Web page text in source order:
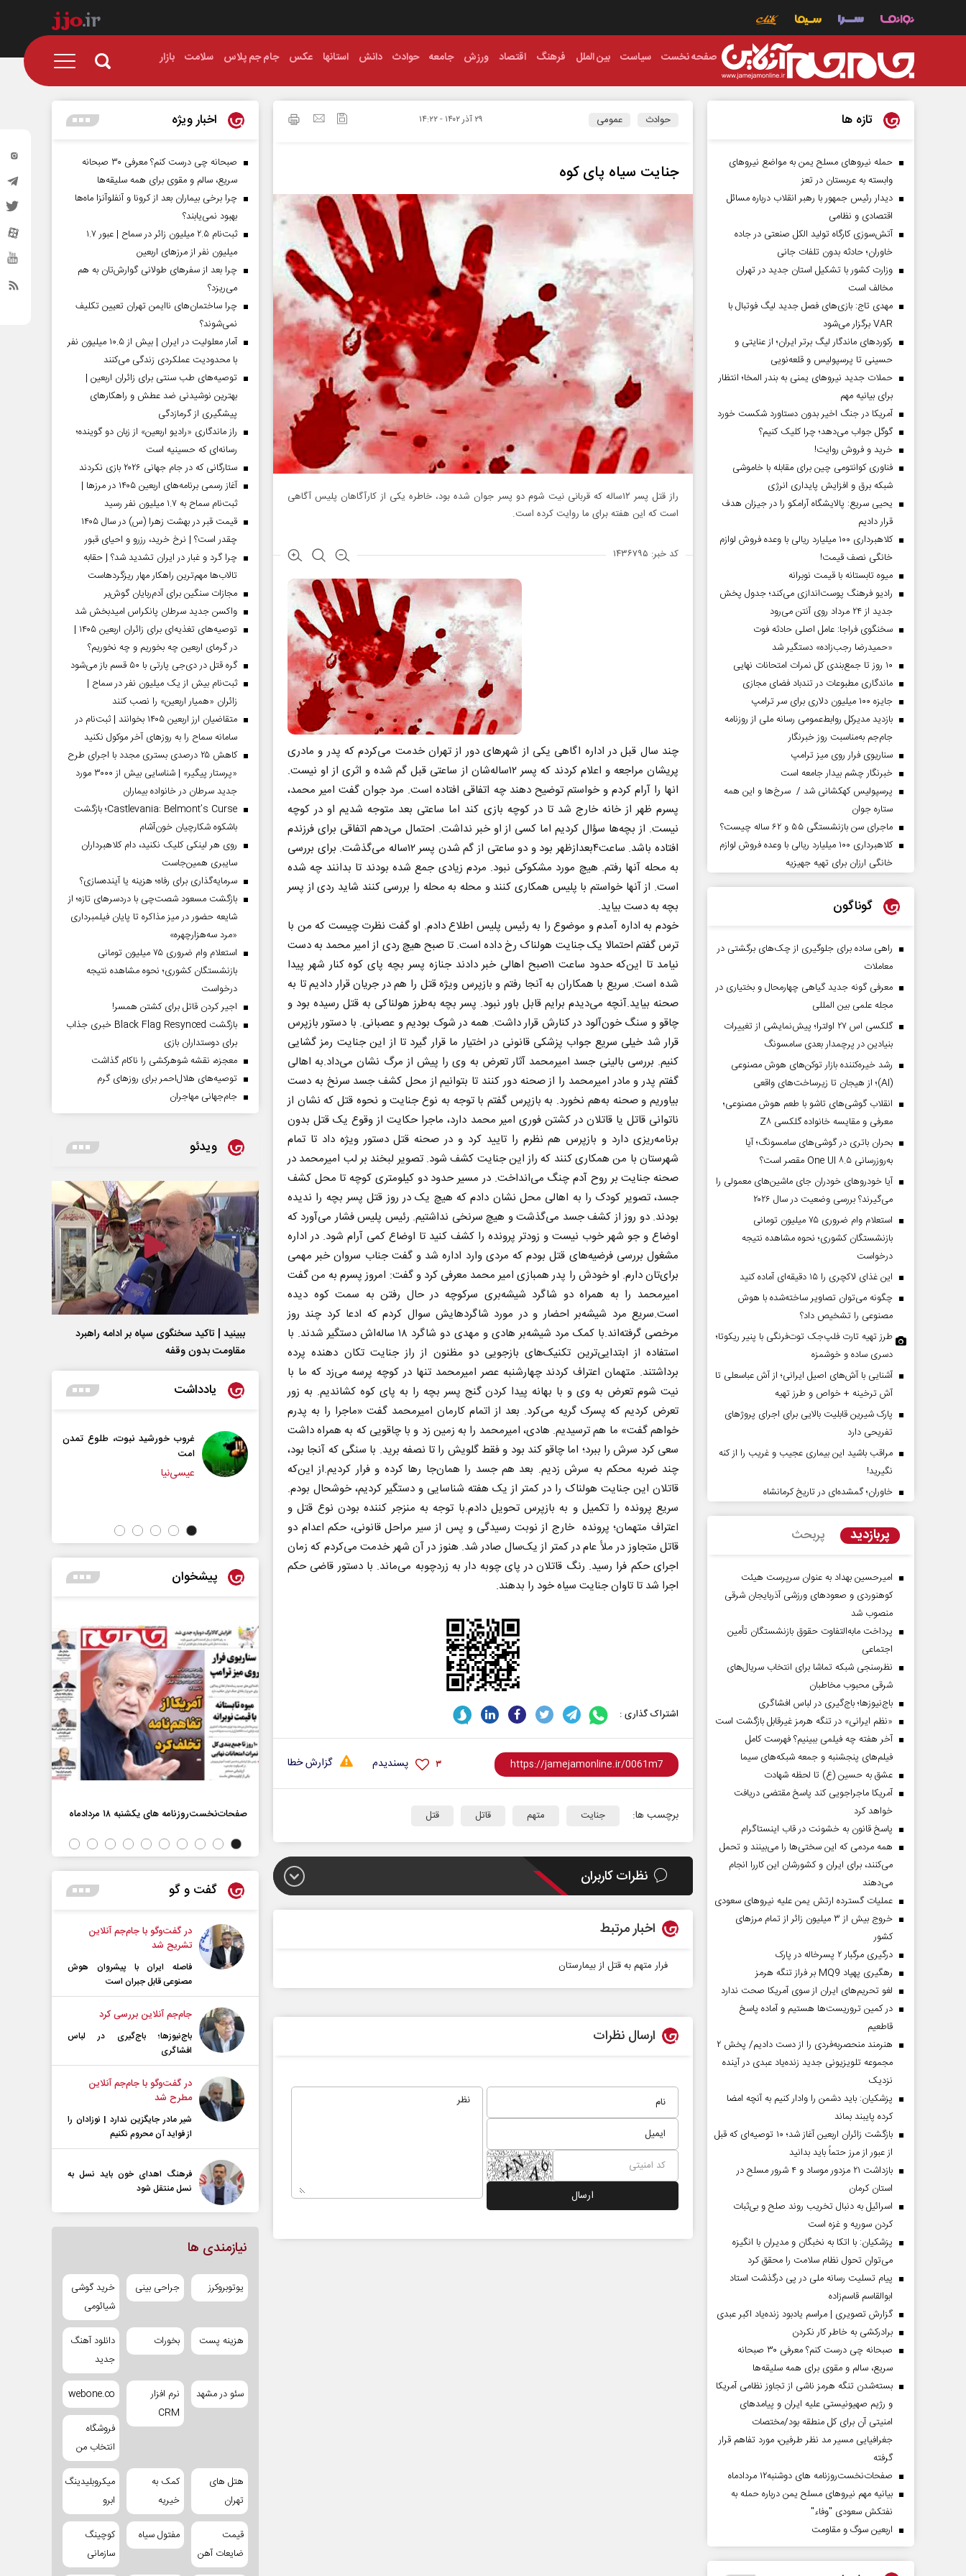
صفحه نخست سیاست بین الملل فرهنگ اقتصاد ورزش جامعه حوادث دانش استانها عکس جام جم پلاس سلامت بازار
حوادث عمومی ۲۹ آذر ۱۴۰۲ - ۱۴:۲۲
جنایت سیاه پای کوه
راز قتل پسر ۱۲ساله که قربانی نیت شوم دو پسر جوان شده بود، خاطره یکی از کارآگاهان پلیس آگاهی
است که این هفته برای ما روایت کرده است.
کد خبر: ۱۴۳۶۷۹۵
چند سال قبل در اداره اگاهی یکی از شهرهای دور از تهران خدمت می‌کردم که پدر و مادری
پریشان مراجعه و اعلام کردند که پسر ۱۲ساله‌شان از ساعتی قبل گم شده و اثری از او نیست.
انها را آرام کردم و خواستم توضیح دهند چه اتفاقی افتاده است. مرد جوان گفت امیر محمد،
پسرم ظهر از خانه خارج شد تا در کوچه بازی کند اما ساعتی بعد متوجه شدیم او در کوچه
نیست. از بچه‌ها سؤال کردیم اما کسی از او خبر نداشت. احتمال می‌دهم اتفاقی برای فرزندم
افتاده باشد. ساعت۴بعدازظهر بود و دو ساعتی از گم شدن پسر ۱۲ساله می‌گذشت. برای بررسی
به محله آنها رفتم. هیچ مورد مشکوکی نبود. مردم زیادی جمع شده بودند تا بدانند چه شده
است. از آنها خواستم با پلیس همکاری کنند و محله به محله را بررسی کنند شاید ردی از پسر
بچه به دست بیاید.
خودم به اداره آمدم و موضوع را به رئیس پلیس اطلاع دادم. او گفت نظرت چیست که من با
ترس گفتم احتمالا یک جنایت هولناک رخ داده است. تا صبح هیچ ردی از امیر محمد به دست
نیامد تا این‌که حدود ساعت ۱۱صبح اهالی خبر دادند جنازه پسر بچه پای کوه کنار شهر پیدا
شده است. سریع با همکاران به آنجا رفتم و بازپرس ویژه قتل را هم در جریان قرار دادیم تا به
صحنه بیاید.آنچه می‌دیدم برایم قابل باور نبود. پسر بچه به‌طرز هولناکی به قتل رسیده بود و
چاقو و سنگ خون‌آلود در کنارش قرار داشت. همه در شوک بودیم و عصبانی. با دستور بازپرس
قرار شد خیلی سریع جواب پزشکی قانونی در اختیار ما قرار گیرد تا از این جنایت رمز گشایی
کنیم. بررسی بالینی جسد امیرمحمد آثار تعرض به وی را پیش از مرگ نشان می‌داد.به اهالی
گفتم پدر و مادر امیرمحمد را از صحنه دور کنند تا بتوانیم از محل کشف جسد سرنخ به دست
بیاوریم و صحنه به‌هم نخورد. به بازپرس گفتم با توجه به نوع جنایت و نحوه قتل که نشان از
ناتوانی قاتل یا قاتلان در کشتن فوری امیر محمد دارد، ماجرا حکایت از وقوع یک قتل بدون
برنامه‌ریزی دارد و بازپرس هم نظرم را تایید کرد و در صحنه قتل دستور ویژه داد تا تمام
شهرستان با من همکاری کنند که راز این جنایت کشف شود. تصویر لبخند بر لب امیرمحمد در
صحنه جنایت بر روح آدم چنگ می‌انداخت. در مسیر حدود دو کیلومتری کوچه تا محل کشف
جسد، تصویر کودک را به اهالی محل نشان دادم که هیچ یک در روز قتل پسر بچه را ندیده
بودند. دو روز از کشف جسد می‌گذشت و هیچ سرنخی نداشتیم. رئیس پلیس فشار می‌آورد که
اوضاع و جو شهر خوب نیست و زودتر پرونده را کشف کنید تا اوضاع کمی آرام شود. در اداره
مشغول بررسی فرضیه‌های قتل بودم که مردی وارد اداره شد و گفت جناب سروان خبر مهمی
برای‌تان دارم. او خودش را پدر همبازی امیر محمد معرفی کرد و گفت: امروز پسرم به من گفت
امیرمحمد را به همراه دو شاگرد شیشه‌بری سرکوچه در حال رفتن به سمت کوه دیده
است.سریع مرد شیشه‌بر احضار و در مورد شاگردهایش سوال کردم که ادعا کرد چند روز
مرخصی گرفته‌اند.با کمک مرد شیشه‌بر هادی و مهدی دو شاگرد ۱۸ ساله‌اش دستگیر شدند. با
استفاده از ابتدایی‌ترین تکنیک‌های بازجویی دو مظنون از راز جنایت تکان دهنده پرده
برداشتند. متهمان اعتراف کردند چهارشنبه عصر امیرمحمد تنها در کوچه پرسه می‌زد که ما با
نیت شوم تعرض به وی و با بهانه پیدا کردن ‏گنج پسر بچه را به پای کوه کشاندیم. به زور
تعرض کردیم که پسرک گریه می‌کرد. بعد از اتمام کارمان امیرمحمد گفت «ماجرا را به پدرم
خواهم گفت» ما هم ترسیدیم. هادی، امیرمحمد را به زمین زد و با چاقویی که به همراه داشت
سعی کرد سرش را ببرد؛ اما چاقو کند بود و فقط گلویش ‏را تا نصفه برید. با سنگی که آنجا بود،
چند ضربه محکم به سرش زدیم. بعد هم جسد را همان‌جا رها کرده و فرار کردیم.از این‌که
قاتلان این جنایت هولناک را در کمتر از یک هفته شناسایی و دستگیر کردیم، خوشحال بودم.
سریع پرونده را تکمیل و به بازپرس تحویل دادم.با توجه به منزجر کننده بودن نوع قتل و
اعتراف ‏متهمان؛ پرونده خارج از نوبت رسیدگی و پس از سیر مراحل قانونی، حکم اعدام دو
قاتل متجاوز در ملأ عام در کمتر از یک‌سال صادر شد. هنوز در آن شهر خدمت می‌کردم که زمان
اجرای حکم فرا رسید. رنگ قاتلان در پای چوبه دار به زردچوبه می‌ماند. با دستور قاضی حکم
اجرا شد تا تاوان جنایت سیاه خود را بدهند.
اشتراک گذاری :
گزارش خطا پسندیدم ۳
برچسب ها: جنایت متهم قاتل قتل
نظرات کاربران
اخبار مرتبط
فرار متهم به قتل از بیمارستان
ارسال نظرات
تازه ها
حمله نیروهای مسلح یمن به مواضع نیروهای
وابسته به عربستان در تعز
دیدار رئیس‌ جمهور با رهبر انقلاب درباره مسائل
اقتصادی و نظامی
آتش‌سوزی کارگاه تولید الکل صنعتی در جاده
خاوران؛ حادثه بدون تلفات جانی
وزارت کشور با تشکیل استان جدید در تهران
مخالف است
مهدی تاج: بازی‌های فصل جدید لیگ فوتبال با
VAR برگزار می‌شود
رکورد‌های ماندگار لیگ برتر ایران؛ از عنایتی و
حسینی تا پرسپولیس و قلعه‌نویی
حملات جدید نیروهای یمنی به بندر المخا؛ انتظار
برای بیانیه مهم
آمریکا در جنگ اخیر بدون دستاورد شکست خورد
گوگل جواب می‌دهد؛ چرا کلیک کنیم؟
خرید و فروش روایت!
فناوری کوانتومی چین برای مقابله با خاموشی
شبکه برق و افزایش پایداری انرژی
یحیی سریع: پالایشگاه آرامکو را در جیزان هدف
قرار دادیم
کلاهبرداری ۱۰۰ میلیارد ریالی با وعده فروش لوازم
خانگی نصف قیمت!
میوه تابستانه با قیمت نوبرانه
رادیو فرهنگ پوست‌اندازی می‌کند؛ جدول پخش
جدید از ۲۴ مرداد روی آنتن می‌رود
سخنگوی فراجا: عامل اصلی حادثه فوت
«حمیدرضا رجب‌زاده» دستگیر شد
۱۰ روز تا جمع‌بندی کل نمرات امتحانات نهایی
ماندگاری مطبوعات در تندباد فضای مجازی
جایزه ۱۰۰ میلیون دلاری برای سر ترامپ
بازدید مدیرکل روابط‌عمومی رسانه ملی از روزنامه
جام‌جم به‌مناسبت روز خبرنگار
سناریوی فرار روی میز ترامپ
خبرنگار چشم بیدار جامعه است
پرسپولیس کهکشانی شد / سرخ‌ها و این همه
ستاره جوان
ماجرای سن بازنشستگی ۵۵ و ۶۲ ساله چیست؟
کلاهبرداری ۱۰۰ میلیارد ریالی با وعده فروش لوازم
خانگی ارزان برای تهیه جهیزیه
گوناگون
راهی ساده برای جلوگیری از چک‌های برگشتی در
معاملات
معرفی گونه جدید گیاهی چهارمحال و بختیاری در
مجله علمی بین المللی
گلکسی اس ۲۷ اولترا؛ پیش‌نمایشی از تغییرات
بنیادین در پرچمدار بعدی سامسونگ
رشد خیره‌کننده بازار توکن‌های هوش مصنوعی
(AI)؛ از هیجان تا زیرساخت‌های واقعی
انقلاب گوشی‌های تاشو‌ با طعم هوش مصنوعی؛
معرفی و مقایسه خانواده گلکسی Z۸
بحران باتری در گوشی‌های سامسونگ؛ آیا
به‌روزرسانی One UI ۸.۵ مقصر است؟
آیا خودروهای خودران جای ماشین‌های معمولی را
می‌گیرند؟ بررسی وضعیت در سال ۲۰۲۶
استعلام وام ضروری ۷۵ میلیون تومانی
بازنشستگان کشوری؛ نحوه مشاهده نتیجه
درخواست
این غذای لاکچری را ۱۵ دقیقه‌ای آماده کنید
چگونه می‌توان تصاویر ساخته‌شده با هوش
مصنوعی را تشخیص داد؟
طرز تهیه تارت فلپ‌جک توت‌فرنگی با پنیر ریکوتا؛
دسری ساده و خوشمزه
آشنایی با آش‌های اصیل ایرانی؛ از آش عباسعلی تا
آش ترخینه + خواص و طرز تهیه
پارک شیرین قابلیت‌ بالایی برای اجرای پروژهای
تفریحی دارد
مراقب باشید این بیماری عجیب و غریب را از کنه
نگیرید!
خاوران؛ گمشده‌ای در تاریخ کرمانشاه
پربازدید پربحث
امیرحسین بهداد به عنوان سرپرست هیئت
کوهنوردی و صعودهای ورزشی آذربایجان شرقی
منصوب شد
پرداخت مابه‌التفاوت حقوق بازنشستگان تأمین
اجتماعی
نظرسنجی شبکه تماشا برای انتخاب سریال‌های
شرقی محبوب مخاطبان
باج‌نیوزها؛ باج‌گیری در لباس افشاگری
«نظم ایرانی» در تنگه هرمز غیرقابل بازگشت است
آخر هفته چه فیلمی ببینیم؟ فهرست کامل
فیلم‌های پنجشنبه و جمعه شبکه‌های سیما
عشق به حسین (ع) تا لحظه شهادت
آمریکا ماجراجویی کند پاسخ مقتضی دریافت
خواهد کرد
پاسخ قانون به خشونت در قاب اینستاگرام
همه مردمی که این سختی‌ها را می‌بینند و تحمل
می‌کنند، برای ایران و کشورشان این کاررا انجام
می‌دهند
عملیات گسترده ارتش یمن علیه نیروهای سعودی
خروج بیش از ۳ میلیون زائر از تمام مرز‌های
کشور
درگیری مرگبار ۲ پسرخاله در پارک
رهگیری پهپاد MQ9 بر فراز تنگه هرمز
لغو تحریم‌های ایران از سوی آمریکا صحت ندارد
در کمین تروریست‌ها هستیم و آماده پاسخ
قاطعیم
هنرمند منحصر‌به‌فردی را از دست دادیم/ پخش ۲
مجموعه تلویزیونی جدید زنده‌یاد عبدی در آینده
نزدیک
پزشکیان: باید دشمن را وادار کنیم به آنچه امضا
کرده پایبند بماند
بازگشت زائران اربعین آغاز شد؛ ۱۰ توصیه‌ای که قبل
از عبور از مرز حتماً باید بدانید
بازداشت ۲۱ مزدور موساد و ۴ شرور مسلح در
استان کرمان
اسرائیل به دنبال تخریب روند صلح و بی‌ثبات
کردن سوریه و غزه است
پزشکیان: با اتکا به نخبگان و مدیران با انگیزه
می‌توان تحول نظام سلامت را محقق کرد
پیام تسلیت رسانه ملی در پی درگذشت استاد
ابوالقاسم قاسم‌زاده
گزارش تصویری | مراسم یادبود زنده‌یاد اکبر عبدی
برادرکشی به خاطر کار نکردن
صبحانه چی درست کنم؟ معرفی ۳۰ صبحانه
سریع، سالم و مقوی برای همه سلیقه‌ها
بسته‌شدن تنگه هرمز ناشی از تجاوز نظامی آمریکا
و رژیم صهیونیستی علیه ایران و پیامد‌های
امنیتی آن برای کل منطقه بود/مختصات
جغرافیایی مسیر مد نظر طرفین، مورد تفاهم قرار
گرفته
صفحات‌نخست‌روزنامه ها‌ی دوشنبه‌۱۲ مردادماه
بیانیه مهم نیروهای مسلح یمن درباره حمله به
نفتکش سعودی "وفاء"
اربعین سوگ و مقاومت
اخبار ویژه
صبحانه چی درست کنم؟ معرفی ۳۰ صبحانه
سریع، سالم و مقوی برای همه سلیقه‌ها
چرا برخی بیماران بعد از کرونا و آنفلوآنزا ماه‌ها
بهبود نمی‌یابند؟
ثبت‌نام ۲.۵ میلیون زائر در سماح | عبور ۱.۷
میلیون نفر از مرز‌های اربعین
چرا بعد از سفرهای طولانی گوارش‌تان به هم
می‌ریزد؟
چرا ساختمان‌های ناایمن تهران تعیین تکلیف
نمی‌شوند؟
آمار معلولیت در ایران | بیش از ۱۰.۵ میلیون نفر
با محدودیت عملکردی زندگی می‌کنند
توصیه‌های طب سنتی برای زائران اربعین |
بهترین نوشیدنی ضد عطش و راهکارهای
پیشگیری از گرمازدگی
راز ماندگاری «رادیو اربعین» از زبان دو گوینده؛
رسانه‌ای که حسینیه است
ستارگانی که در جام جهانی ۲۰۲۶ بازی نکردند
آغاز رسمی برنامه‌های اربعین ۱۴۰۵ در مرز‌ها |
ثبت‌نام سماح به ۱.۷ میلیون نفر رسید
قیمت قبر در بهشت زهرا (س) در سال ۱۴۰۵
چقدر است؟ | نرخ خرید، رزرو و احیای قبور
چرا گرد و غبار در ایران تشدید شد؟ | حقابه
تالاب‌ها مهم‌ترین راهکار مهار ریزگردهاست
مجازات سنگین برای آدم‌ربایان گوش‌بر
واکسن جدید سرطان پانکراس امیدبخش شد
توصیه‌های تغذیه‌ای برای زائران اربعین ۱۴۰۵ |
در گرمای اربعین چه بخوریم و چه نخوریم؟
گره قتل در دی‌جی پارتی با ۵۰ قسم باز می‌شود
ثبت‌نام بیش از یک میلیون نفر در سماح |
زائران «همیار اربعین» را نصب کنند
متقاضیان ارز اربعین ۱۴۰۵ بخوانند | ثبت‌نام در
سامانه سماح را به روز‌های آخر موکول نکنید
کاهش ۲۵ درصدی بستری مجدد با اجرای طرح
«پرستار پیگیر» | شناسایی بیش از ۳۰۰۰ مورد
جدید سرطان در خانواده بیماران
Castlevania: Belmont’s Curse؛ بازگشت
باشکوه شکارچیان خون‌آشام
روی هر لینکی کلیک نکنید، دام کلاهبرداران
سایبری همین‌جاست
سرمایه‌گذاری برای رفاه؛ هزینه یا آینده‌سازی؟
بازگشت مسعود شصت‌چی با دردسر‌های تازه؛ از
شایعه حضور در میز مذاکره تا پایان فیلمبرداری
«مرد سه‌هزارچهره»
استعلام وام ضروری ۷۵ میلیون تومانی
بازنشستگان کشوری؛ نحوه مشاهده نتیجه
درخواست
اجیر کردن قاتل برای کشتن همسر!
بازگشت Black Flag Resynced خبری جذاب
برای دوستداران بازی
معجزه، نقشه شوهرکشی را ناکام گذاشت
توصیه‌های هلال‌احمر برای روز‌های گرم
جام‌جهانی مهاجران
ویدئو
ببینید | تاکید سخنگوی سپاه بر ادامه راهبرد
مقاومت بدون وقفه
یادداشت
پیامبر اکرم(ص)؛ ده ویژگی و چهار
وظیفه مؤمنان
دکتر ناصر رفیعی - پژوهشگر
نقش جنگ آمریکا و ایران بر تغییر
موازنه قدرت در خاورمیانه
داوود منظور - رئیس سابق سازمان برنامه و
بودجه کشور
هویت ایرانی _ اسلامی در مکتب
امام شهید
حجت‌الاسلام دکتر حمید احمدی - نویسنده و
پژوهشگر
غروب خورشید نبوت، طلوع تمدن
امت
عیسی‌نیا
سازمان ملل بی‌بدیل
پیشخوان
صفحات نخست‌روزنامه ها‌ی پنجشنبه‌۸ مردادماه
صفحات‌نخست‌روزنامه ها‌ی یکشنبه ۱۸ مردادماه
گفت و گو
در گفت‌و‌گو با جام‌جم آنلاین
تشریح شد
فاصله ایران با پیشرو‌ان هوش
مصنوعی قابل جبران است
جام‌جم آنلاین بررسی کرد
باج‌نیوزها؛ باج‌گیری در لباس
افشاگری
در گفت‌و‌گو با جام‌جم آنلاین
مطرح شد
شیر مادر جایگزین ندارد | نوزادان را
از فواید آن محروم نکنیم
فرهنگ اهدای خون باید نسل به
نسل منتقل شود
نیازمندی ها
یوتوبروکرز جراحی بینی
خرید گوشی
شیائومی
هزینه پست بخورات
دانلود آهنگ
جدید
سئو در مشهد
نرم افزار
CRM
webone.co
فروشگاه
انتخاب من
هتل های
تهران
کمک به
خیریه
میکروبلیدینگ
ابرو
قیمت
ضایعات آهن
مفتول سیاه
کوچینگ
سازمانی